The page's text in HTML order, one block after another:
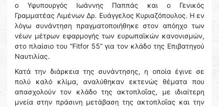
ο Υφυπουργός Ιωάννης Παππάς και ο Γενικός
Γραμματέας Λιμένων Δρ. Ευάγγελος Κυριαζόπουλος. Η εν
λόγω συνάντηση πραγματοποιήθηκε στον απόηχο των
νέων μέτρων εφαρμογής των ευρωπαϊκών κανονισμών,
στο πλαίσιο του “Fitfor 55” για τον κλάδο της Επιβατηγού
Ναυτιλίας.
Κατά την διάρκεια της συνάντησης, η οποία έγινε σε
πολύ καλό κλίμα, αναλύθηκαν εκτενώς θέματα που
απασχολούν τον κλάδο της ακτοπλοΐας, με ιδιαίτερη
μνεία στην πράσινη μετάβαση της ακτοπλοΐας και την